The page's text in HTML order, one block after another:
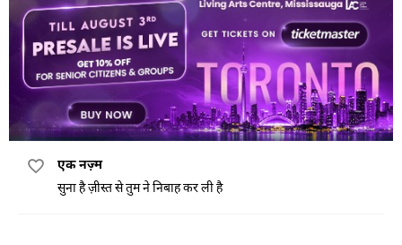
हिसार-ए-जंग
सलीब-आरास्ता मक़्तल चराग़ाँ है जहाँ मैं हूँ
तुम्हारा क्या वास्ता है
मिरे मिज़ाज का ये ‘इज्ज़-ओ-इंकिसार ये दर्द
एक नज़्म
सुना है ज़ीस्त से तुम ने निबाह कर ली है